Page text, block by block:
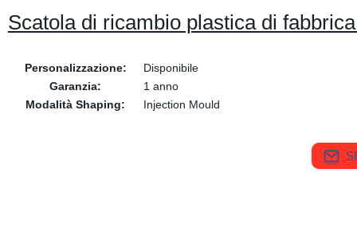
Scatola di ricambio plastica di
Personalizzazione:
Disponibile
Garanzia:
1 anno
Modalità Shaping:
Injection Mould